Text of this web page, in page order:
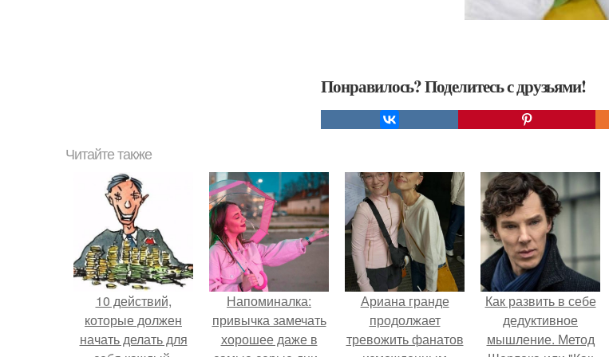
Понравилось? Поделитесь с друзьями!
Читайте также
10 действий,
которые должен
начать делать для
Напоминалка:
привычка замечать
хорошее даже в
Ариана гранде
продолжает
тревожить фанатов
Как развить в себе
дедуктивное
мышление. Метод